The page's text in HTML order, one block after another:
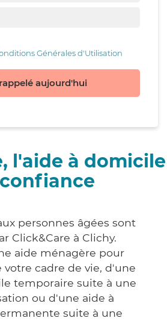
Générales d'Utilisation
aujourd'hui
l'aide à domicile
personnes âgées sont
Click&Care à Clichy.
aide ménagère pour
cadre de vie, d'une
temporaire suite à une
ou d'une aide à
suite à une